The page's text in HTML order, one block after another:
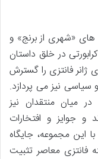
«شهری از برنج» و
در خلق داستان
ژانر فانتزی را گسترش
سیاسی نیز می پردازد.
در میان منتقدان نیز
و جوایز و افتخارات
این مجموعه، جایگاه
فانتزی معاصر تثبیت